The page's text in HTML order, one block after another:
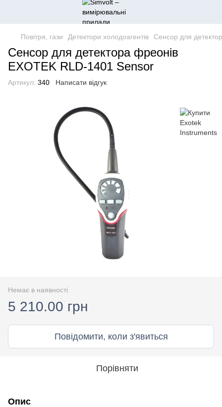
Повітря, гази Детектори холодоагентів Сенсор для
Сенсор для детектора фреонів
EXOTEK RLD-1401 Sensor
Артикул: 340 Написати відгук
Немає в наявності
5 210.00 грн
Повідомити, коли з'явиться
Порівняти
Опис